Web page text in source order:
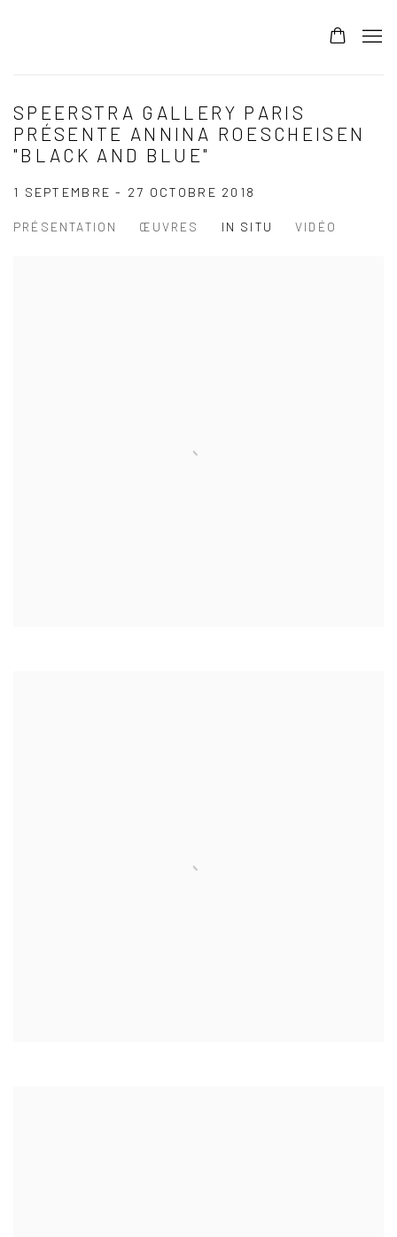
SPEERSTRA GALLERY PARIS
PRÉSENTE ANNINA ROESCHEISEN
"BLACK AND BLUE"
1 SEPTEMBRE - 27 OCTOBRE 2018
PRÉSENTATION ŒUVRES IN SITU VIDÉO